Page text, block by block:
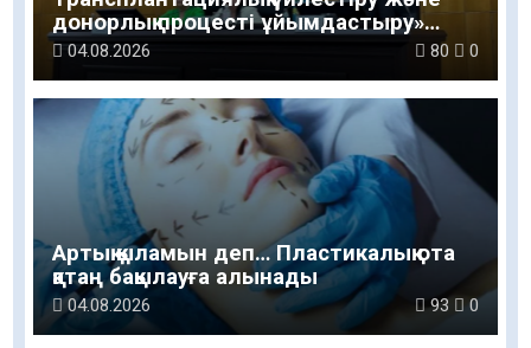
донорлық процесті ұйымдастыру»
тақырыбында семинар өткізілді
04.08.2026 80 0
Артық қыламын деп… Пластикалық ота
қатаң бақылауға алынады
04.08.2026 93 0